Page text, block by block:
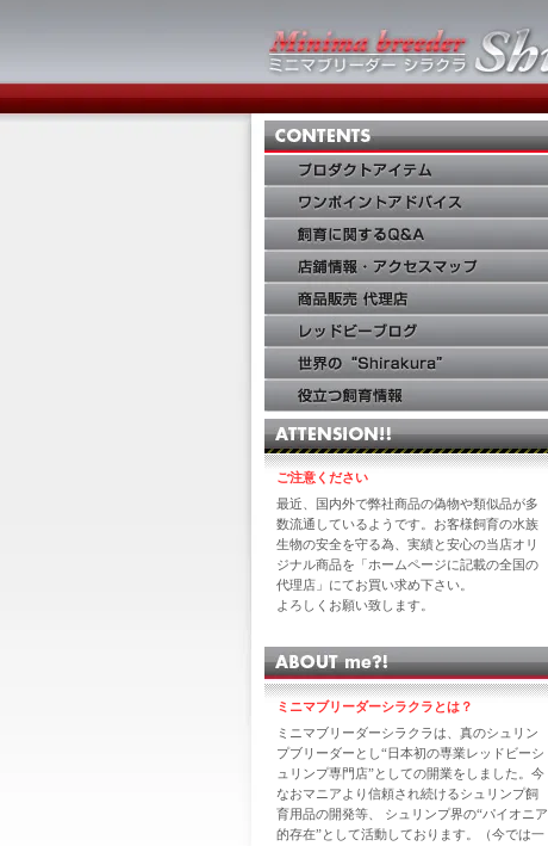
ご注意ください
最近、国内外で弊社商品の偽物や類似品が多
数流通しているようです。お客様飼育の水族
生物の安全を守る為、実績と安心の当店オリ
ジナル商品を「ホームページに記載の全国の
代理店」にてお買い求め下さい。
よろしくお願い致します。
ミニマブリーダーシラクラとは？
ミニマブリーダーシラクラは、真のシュリン
プブリーダーとし“日本初の専業レッドビーシ
ュリンプ専門店”としての開業をしました。今
なおマニアより信頼され続けるシュリンプ飼
育用品の開発等、 シュリンプ界の“パイオニア
的存在”として活動しております。（今では一